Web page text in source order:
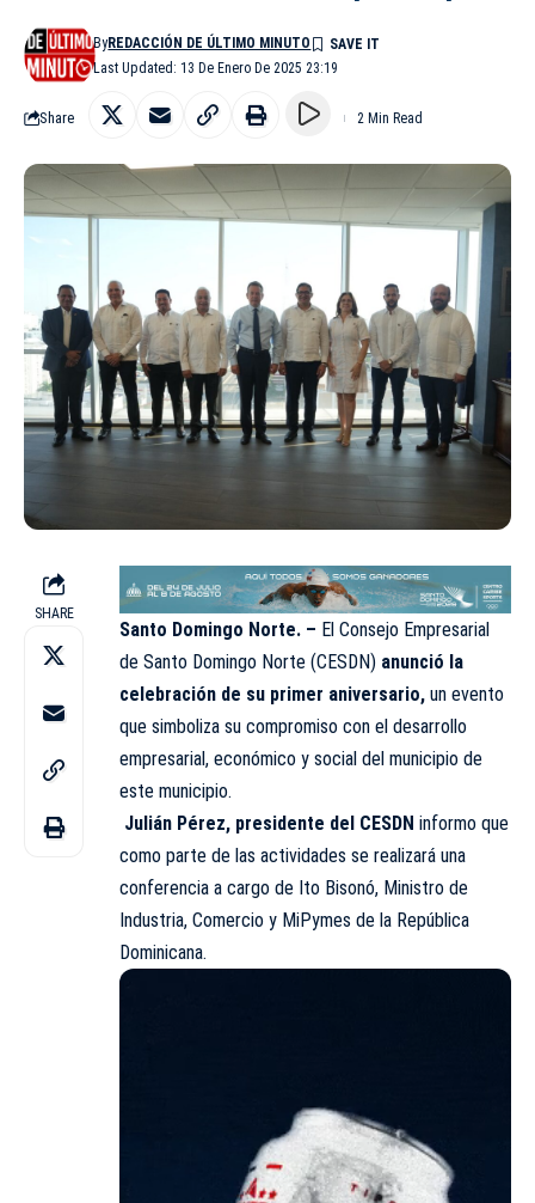
Last Updated: 13 De Enero De 2025 23:19
ByREDACCIÓN DE ÚLTIMO MINUTO
Share 2 Min Read
SHARE
Santo Domingo Norte. – El Consejo Empresarial
de Santo Domingo Norte (CESDN) anunció la
celebración de su primer aniversario, un evento
que simboliza su compromiso con el desarrollo
empresarial, económico y social del municipio de
este municipio.
Julián Pérez, presidente del CESDN informo que
como parte de las actividades se realizará una
conferencia a cargo de Ito Bisonó, Ministro de
Industria, Comercio y MiPymes de la República
Dominicana.